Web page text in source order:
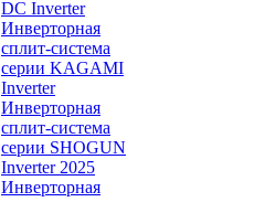
DC Inverter
Инверторная
сплит-система
серии KAGAMI
Inverter
Инверторная
сплит-система
серии SHOGUN
Inverter 2025
Инверторная